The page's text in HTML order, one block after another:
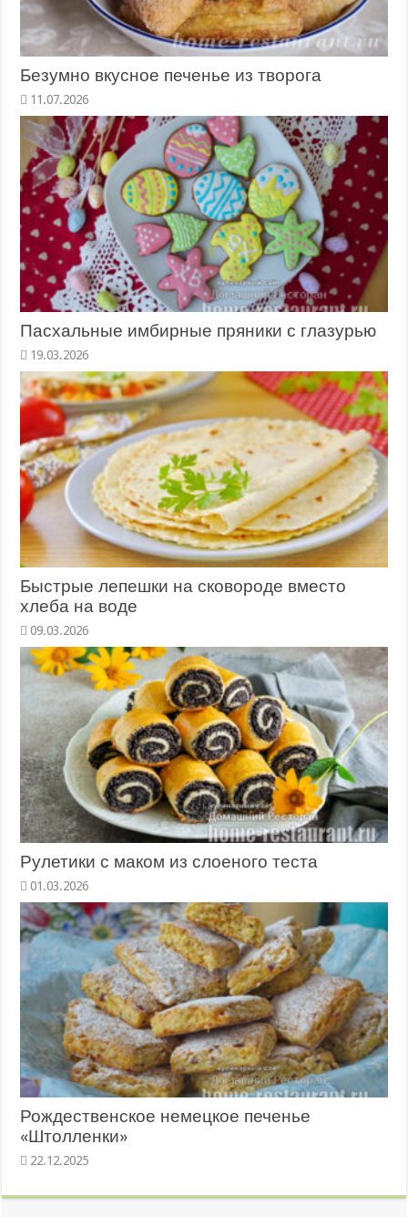
Безумно вкусное печенье из творога
11.07.2026
Пасхальные имбирные пряники с глазурью
19.03.2026
Быстрые лепешки на сковороде вместо
хлеба на воде
09.03.2026
Рулетики с маком из слоеного теста
01.03.2026
Рождественское немецкое печенье
«Штолленки»
22.12.2025